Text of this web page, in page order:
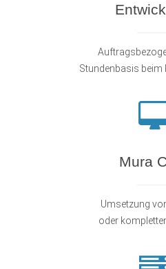
Stundenbasis beim
Mura
Umsetzung
oder